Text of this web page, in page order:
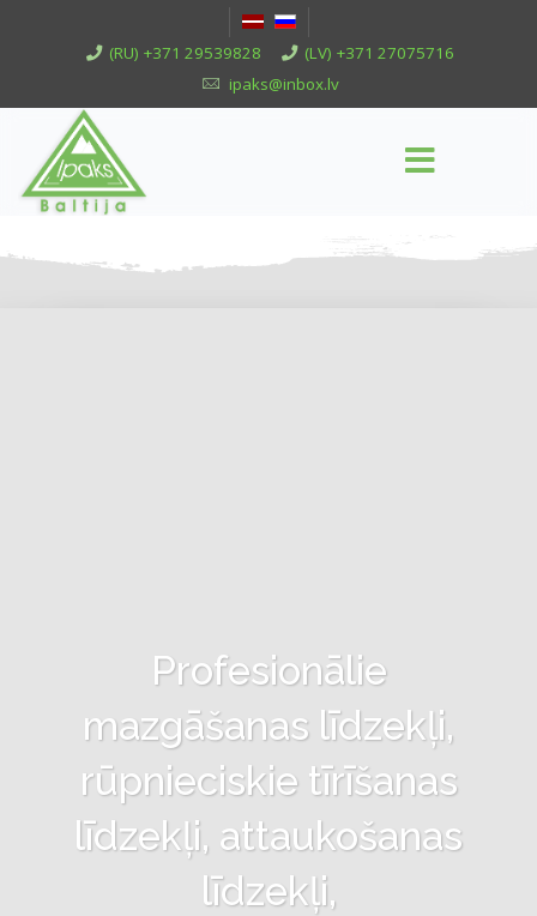
(RU) +371 29539828
(LV) +371 27075716
ipaks@inbox.lv
Profesionālie
mazgāšanas līdzekļi,
rūpnieciskie tīrīšanas
līdzekļi, attaukošanas
līdzekļi,